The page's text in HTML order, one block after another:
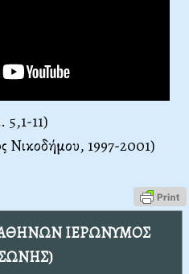
5,1-11)
Νικοδήμου, 1997-2001)
ΑΘΗΝΩΝ ΙΕΡΩΝΥΜΟΣ